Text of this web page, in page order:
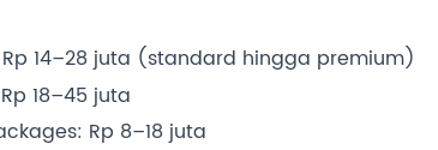
14–28 juta (standard hingga premium)
18–45 juta
Rp 8–18 juta